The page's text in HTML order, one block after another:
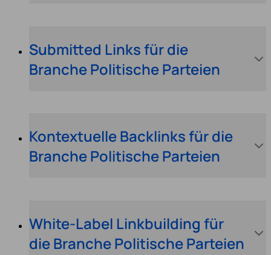
Submitted Links für die
Branche Politische Parteien
Kontextuelle Backlinks für die
Branche Politische Parteien
White-Label Linkbuilding für
die Branche Politische Parteien